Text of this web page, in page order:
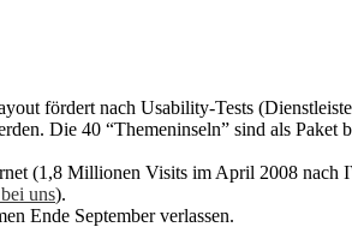
fördert nach Usability-Tests
Die 40 “Themeninseln” sind als Paket
(1,8 Millionen Visits im April 2008
uns).
Ende September verlassen.